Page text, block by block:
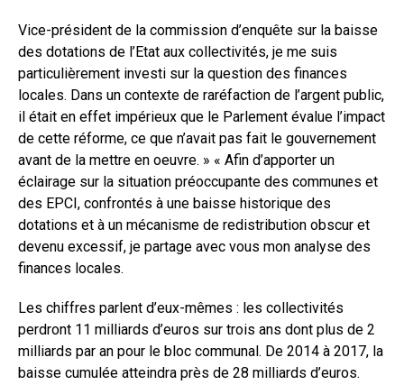
Vice-président de la commission d’enquête sur la baisse
des dotations de l’Etat aux collectivités, je me suis
particulièrement investi sur la question des finances
locales. Dans un contexte de raréfaction de l’argent public,
il était en effet impérieux que le Parlement évalue l’impact
de cette réforme, ce que n’avait pas fait le gouvernement
avant de la mettre en oeuvre. » « Afin d’apporter un
éclairage sur la situation préoccupante des communes et
des EPCI, confrontés à une baisse historique des
dotations et à un mécanisme de redistribution obscur et
devenu excessif, je partage avec vous mon analyse des
finances locales.
Les chiffres parlent d’eux-mêmes : les collectivités
perdront 11 milliards d’euros sur trois ans dont plus de 2
milliards par an pour le bloc communal. De 2014 à 2017, la
baisse cumulée atteindra près de 28 milliards d’euros.